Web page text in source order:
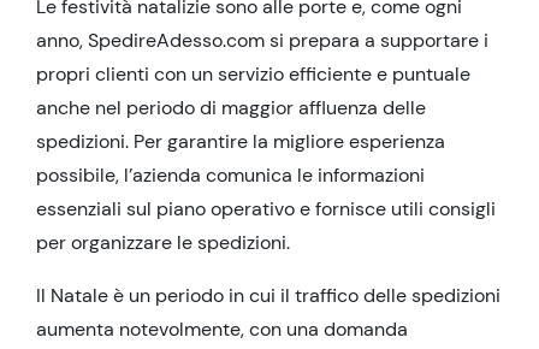
Le festività natalizie sono alle porte e, come ogni
anno, SpedireAdesso.com si prepara a supportare i
propri clienti con un servizio efficiente e puntuale
anche nel periodo di maggior affluenza delle
spedizioni. Per garantire la migliore esperienza
possibile, l’azienda comunica le informazioni
essenziali sul piano operativo e fornisce utili consigli
per organizzare le spedizioni.
Il Natale è un periodo in cui il traffico delle spedizioni
aumenta notevolmente, con una domanda